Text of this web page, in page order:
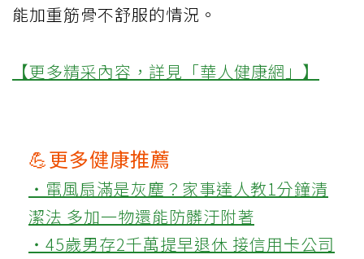
能加重筋骨不舒服的情況。
【更多精采內容，詳見「華人健康網」】
💪更多健康推薦
‧電風扇滿是灰塵？家事達人教1分鐘清
潔法 多加一物還能防髒汙附著
‧45歲男存2千萬提早退休 接信用卡公司